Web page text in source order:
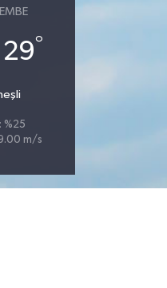
29°
%25
m/s